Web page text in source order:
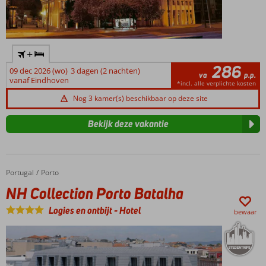
+
09 dec 2026 (wo) 3 dagen (2 nachten)
vanaf Eindhoven
va 286 p.p.
*incl. alle verplichte kosten
Nog 3 kamer(s) beschikbaar op deze site
Bekijk deze vakantie
Home
Portugal Porto
NH Collection Porto Batalha
NH Collection Porto Batalha
Logies en ontbijt-Hotel bewaar